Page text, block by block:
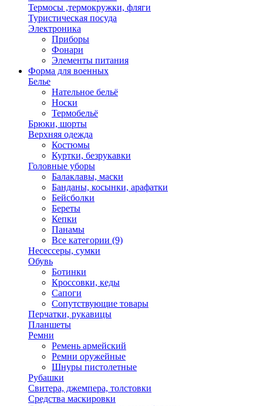
Термосы ,термокружки, фляги
Туристическая посуда
Электроника
Приборы
Фонари
Элементы питания
Форма для военных
Белье
Нательное бельё
Носки
Термобельё
Брюки, шорты
Верхняя одежда
Костюмы
Куртки, безрукавки
Головные уборы
Балаклавы, маски
Банданы, косынки, арафатки
Бейсболки
Береты
Кепки
Панамы
Все категории (9)
Несессеры, сумки
Обувь
Ботинки
Кроссовки, кеды
Сапоги
Сопутствующие товары
Перчатки, рукавицы
Планшеты
Ремни
Ремень армейский
Ремни оружейные
Шнуры пистолетные
Рубашки
Свитера, джемпера, толстовки
Средства маскировки